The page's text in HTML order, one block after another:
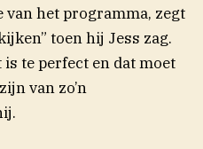
van het programma, zegt
toen hij Jess zag.
is te perfect en dat moet
van zo’n